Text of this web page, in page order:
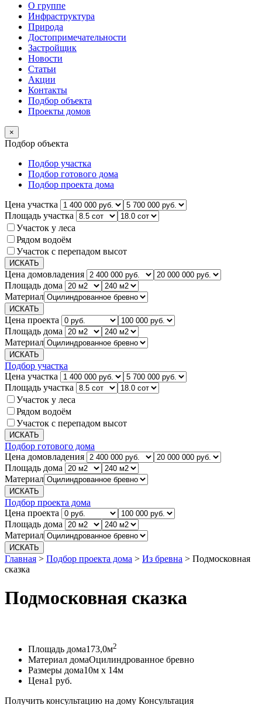
О группе
Инфраструктура
Природа
Достопримечательности
Застройщик
Новости
Статьи
Акции
Контакты
Подбор объекта
Проекты домов
×
Подбор объекта
Подбор участка
Подбор готового дома
Подбор проекта дома
Цена участка
Площадь участка
Участок у леса
Рядом водоём
Участок с перепадом высот
Цена домовладения
Площадь дома
Материал
Цена проекта
Площадь дома
Материал
Подбор участка
Цена участка
Площадь участка
Участок у леса
Рядом водоём
Участок с перепадом высот
Подбор готового дома
Цена домовладения
Площадь дома
Материал
Подбор проекта дома
Цена проекта
Площадь дома
Материал
Главная > Подбор проекта дома > Из бревна > Подмосковная
сказка
Подмосковная сказка
Площадь дома173,0м2
Материал домаОцилиндрованное бревно
Размеры дома10м х 14м
Цена1 руб.
Получить консультацию на дому Консультация